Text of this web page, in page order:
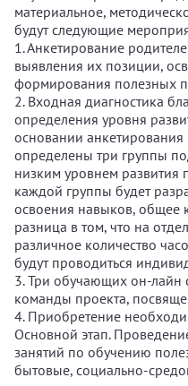
материальное,
будут следующие
1. Анкетирование
выявления их позиции,
формирования полезных
2. Входная диагностика
определения уровня
основании
определены три группы
низким уровнем развития
каждой группы будет
освоения навыков, общее
разница в том, что на
различное количество
будут проводиться
3. Три обучающих он-лайн
команды проекта,
4. Приобретение
Основной этап.
занятий по обучению
бытовые, социально-